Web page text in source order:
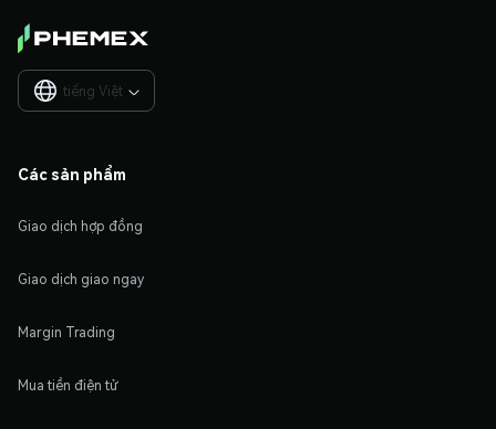
tiếng Việt 
Các sản phẩm
Giao dịch hợp đồng
Giao dịch giao ngay
Margin Trading
Mua tiền điện tử